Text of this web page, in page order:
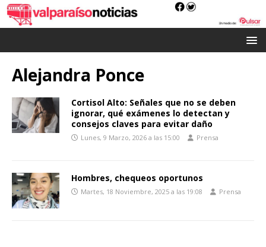
Alejandra Ponce
Cortisol Alto: Señales que no se deben
ignorar, qué exámenes lo detectan y
consejos claves para evitar daño
Lunes, 9 Marzo, 2026 a las 15:00 Prensa
Hombres, chequeos oportunos
Martes, 18 Noviembre, 2025 a las 19:08 Prensa